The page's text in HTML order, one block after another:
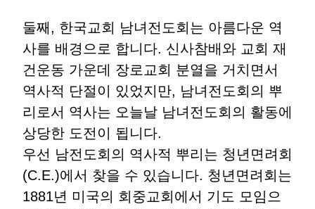
둘째 , 한국교회 남녀전도회는 아름다운 역
사를 배경으로 합니다. 신사참배와 교회 재
건운동 가운데 장로교회 분열을 거치면서
역사적 단절이 있었지만, 남녀전도회의 뿌
리로서 역사는 오늘날 남녀전도회의 활동에
상당한 도전이 됩니다.
우선 남전도회의 역사적 뿌리는 청년면려회
(C.E.)에서 찾을 수 있습니다. 청년면려회는
1881년 미국의 회중교회에서 기도 모임으